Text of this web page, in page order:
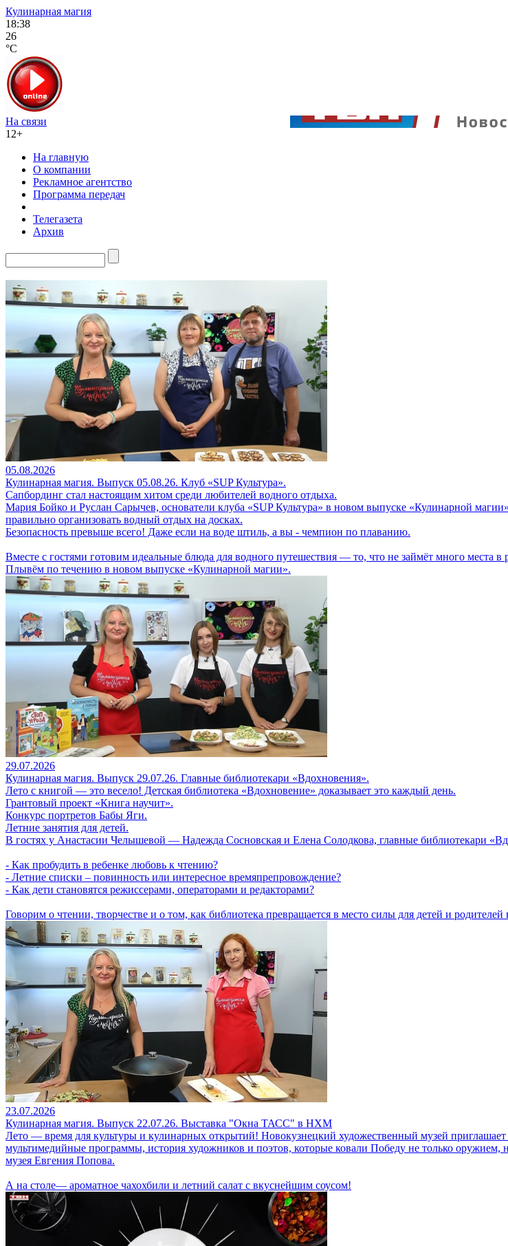
Кулинарная магия
18:38
26
°C
На связи
12+
На главную
О компании
Рекламное агентство
Программа передач
Телегазета
Архив
05.08.2026
Кулинарная магия. Выпуск 05.08.26. Клуб «SUP Культура».
Сапбординг стал настоящим хитом среди любителей водного отдыха.
Мария Бойко и Руслан Сарычев, основатели клуба «SUP Культура» в новом выпуске «Кулинарной
правильно организовать водный отдых на досках.
Безопасность превыше всего! Даже если на воде штиль, а вы - чемпион по плаванию.
Вместе с гостями готовим идеальные блюда для водного путешествия — то, что не займёт много места в
Плывём по течению в новом выпуске «Кулинарной магии».
29.07.2026
Кулинарная магия. Выпуск 29.07.26. Главные библиотекари «Вдохновения».
Лето с книгой — это весело! Детская библиотека «Вдохновение» доказывает это каждый день.
Грантовый проект «Книга научит».
Конкурс портретов Бабы Яги.
Летние занятия для детей.
В гостях у Анастасии Челышевой — Надежда Сосновская и Елена Солодкова, главные библиотекари
- Как пробудить в ребенке любовь к чтению?
- Летние списки – повинность или интересное времяпрепровождение?
- Как дети становятся режиссерами, операторами и редакторами?
Говорим о чтении, творчестве и о том, как библиотека превращается в место силы для детей и
23.07.2026
Кулинарная магия. Выпуск 22.07.26. Выставка "Окна ТАСС" в НХМ
Лето — время для культуры и кулинарных открытий! Новокузнецкий художественный музей
мультимедийные программы, история художников и поэтов, которые ковали Победу не только
музея Евгения Попова.
А на столе— ароматное чахохбили и летний салат с вкуснейшим соусом!